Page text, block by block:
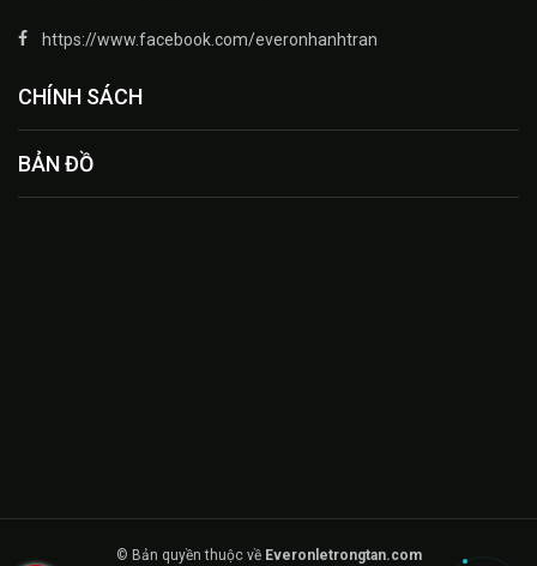
https://www.facebook.com/everonhanhtran
CHÍNH SÁCH
BẢN ĐỒ
© Bản quyền thuộc về Everonletrongtan.com